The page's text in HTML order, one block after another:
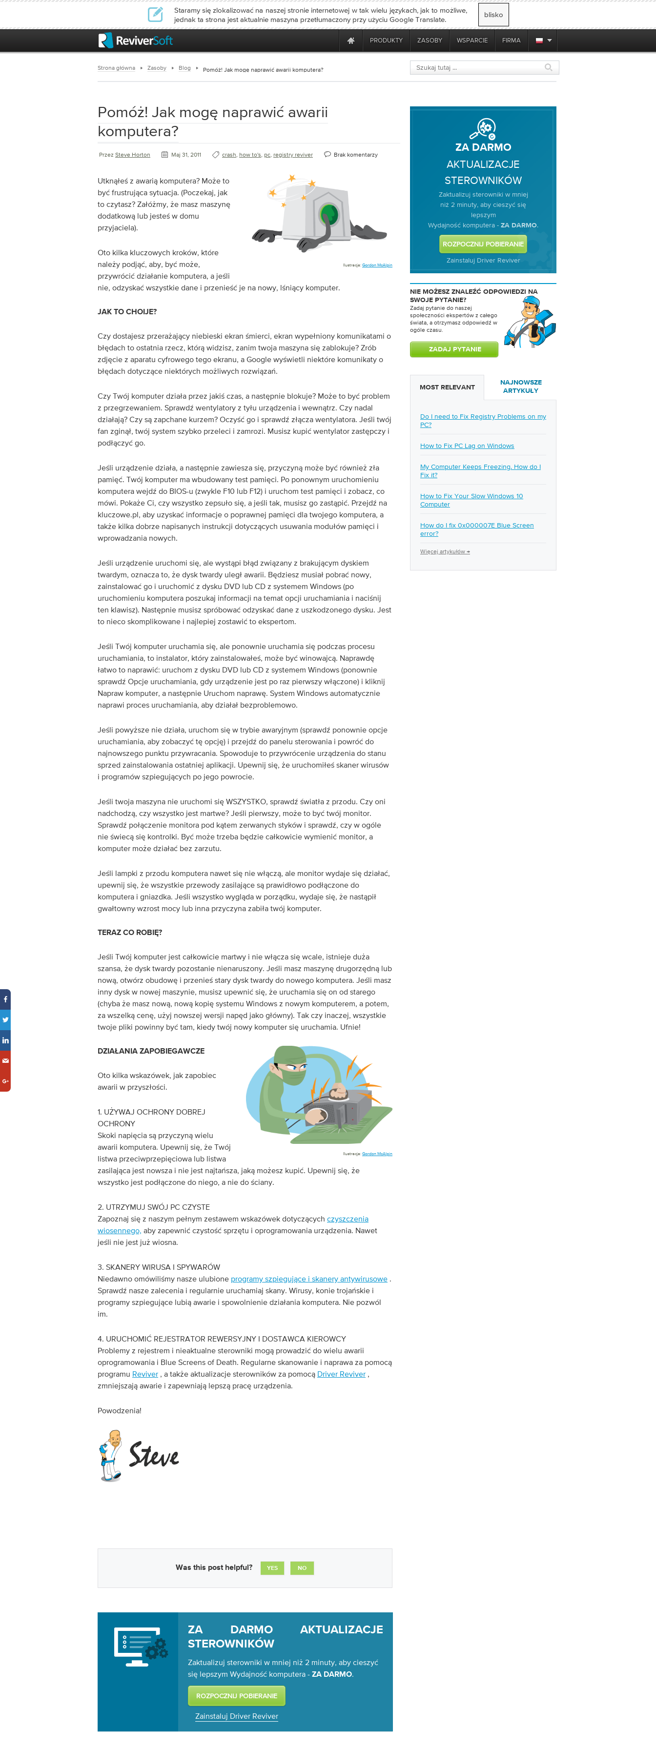
Staramy się zlokalizować na naszej stronie internetowej w tak wielu językach, jak to możliwe,
jednak ta strona jest aktualnie maszyna przetłumaczony przy użyciu Google Translate.
blisko
PRODUKTY ZASOBY WSPARCIE FIRMA
Strona główna Zasoby Blog Pomóż! Jak mogę naprawić awarii komputera?
Pomóż! Jak mogę naprawić awarii
komputera?
Przez Steve Horton Maj 31, 2011 crash, how to's, pc, registry reviver Brak komentarzy
Ilustracja: Gordon McAlpin
Utknąłeś z awarią komputera? Może to
być frustrująca sytuacja. (Poczekaj, jak
to czytasz? Załóżmy, że masz maszynę
dodatkową lub jesteś w domu
przyjaciela).
Oto kilka kluczowych kroków, które
należy podjąć, aby, być może,
przywrócić działanie komputera, a jeśli
nie, odzyskać wszystkie dane i przenieść je na nowy, lśniący komputer.
JAK TO CHOIJE?
Czy dostajesz przerażający niebieski ekran śmierci, ekran wypełniony komunikatami o
błędach to ostatnia rzecz, którą widzisz, zanim twoja maszyna się zablokuje? Zrób
zdjęcie z aparatu cyfrowego tego ekranu, a Google wyświetli niektóre komunikaty o
błędach dotyczące niektórych możliwych rozwiązań.
Czy Twój komputer działa przez jakiś czas, a następnie blokuje? Może to być problem
z przegrzewaniem. Sprawdź wentylatory z tyłu urządzenia i wewnątrz. Czy nadal
działają? Czy są zapchane kurzem? Oczyść go i sprawdź złącza wentylatora. Jeśli twój
fan zginął, twój system szybko przeleci i zamrozi. Musisz kupić wentylator zastępczy i
podłączyć go.
Jeśli urządzenie działa, a następnie zawiesza się, przyczyną może być również zła
pamięć. Twój komputer ma wbudowany test pamięci. Po ponownym uruchomieniu
komputera wejdź do BIOS-u (zwykle F10 lub F12) i uruchom test pamięci i zobacz, co
mówi. Pokaże Ci, czy wszystko zepsuło się, a jeśli tak, musisz go zastąpić. Przejdź na
kluczowe.pl, aby uzyskać informacje o poprawnej pamięci dla twojego komputera, a
także kilka dobrze napisanych instrukcji dotyczących usuwania modułów pamięci i
wprowadzania nowych.
Jeśli urządzenie uruchomi się, ale wystąpi błąd związany z brakującym dyskiem
twardym, oznacza to, że dysk twardy uległ awarii. Będziesz musiał pobrać nowy,
zainstalować go i uruchomić z dysku DVD lub CD z systemem Windows (po
uruchomieniu komputera poszukaj informacji na temat opcji uruchamiania i naciśnij
ten klawisz). Następnie musisz spróbować odzyskać dane z uszkodzonego dysku. Jest
to nieco skomplikowane i najlepiej zostawić to ekspertom.
Jeśli Twój komputer uruchamia się, ale ponownie uruchamia się podczas procesu
uruchamiania, to instalator, który zainstalowałeś, może być winowajcą. Naprawdę
łatwo to naprawić: uruchom z dysku DVD lub CD z systemem Windows (ponownie
sprawdź Opcje uruchamiania, gdy urządzenie jest po raz pierwszy włączone) i kliknij
Napraw komputer, a następnie Uruchom naprawę. System Windows automatycznie
naprawi proces uruchamiania, aby działał bezproblemowo.
Jeśli powyższe nie działa, uruchom się w trybie awaryjnym (sprawdź ponownie opcje
uruchamiania, aby zobaczyć tę opcję) i przejdź do panelu sterowania i powróć do
najnowszego punktu przywracania. Spowoduje to przywrócenie urządzenia do stanu
sprzed zainstalowania ostatniej aplikacji. Upewnij się, że uruchomiłeś skaner wirusów
i programów szpiegujących po jego powrocie.
Jeśli twoja maszyna nie uruchomi się WSZYSTKO, sprawdź światła z przodu. Czy oni
nadchodzą, czy wszystko jest martwe? Jeśli pierwszy, może to być twój monitor.
Sprawdź połączenie monitora pod kątem zerwanych styków i sprawdź, czy w ogóle
nie świecą się kontrolki. Być może trzeba będzie całkowicie wymienić monitor, a
komputer może działać bez zarzutu.
Jeśli lampki z przodu komputera nawet się nie włączą, ale monitor wydaje się działać,
upewnij się, że wszystkie przewody zasilające są prawidłowo podłączone do
komputera i gniazdka. Jeśli wszystko wygląda w porządku, wydaje się, że nastąpił
gwałtowny wzrost mocy lub inna przyczyna zabiła twój komputer.
TERAZ CO ROBIĘ?
Jeśli Twój komputer jest całkowicie martwy i nie włącza się wcale, istnieje duża
szansa, że ​​dysk twardy pozostanie nienaruszony. Jeśli masz maszynę drugorzędną lub
nową, otwórz obudowę i przenieś stary dysk twardy do nowego komputera. Jeśli masz
inny dysk w nowej maszynie, musisz upewnić się, że uruchamia się on od starego
(chyba że masz nową, nową kopię systemu Windows z nowym komputerem, a potem,
za wszelką cenę, użyj nowszej wersji napęd jako główny). Tak czy inaczej, wszystkie
twoje pliki powinny być tam, kiedy twój nowy komputer się uruchamia. Ufnie!
Ilustracja: Gordon McAlpin
DZIAŁANIA ZAPOBIEGAWCZE
Oto kilka wskazówek, jak zapobiec
awarii w przyszłości.
1. UŻYWAJ OCHRONY DOBREJ
OCHRONY
Skoki napięcia są przyczyną wielu
awarii komputera. Upewnij się, że Twój
listwa przeciwprzepięciowa lub listwa
zasilająca jest nowsza i nie jest najtańsza, jaką możesz kupić. Upewnij się, że
wszystko jest podłączone do niego, a nie do ściany.
2. UTRZYMUJ SWÓJ PC CZYSTE
Zapoznaj się z naszym pełnym zestawem wskazówek dotyczących czyszczenia
wiosennego, aby zapewnić czystość sprzętu i oprogramowania urządzenia. Nawet
jeśli nie jest już wiosna.
3. SKANERY WIRUSA I SPYWARÓW
Niedawno omówiliśmy nasze ulubione programy szpiegujące i skanery antywirusowe .
Sprawdź nasze zalecenia i regularnie uruchamiaj skany. Wirusy, konie trojańskie i
programy szpiegujące lubią awarie i spowolnienie działania komputera. Nie pozwól
im.
4. URUCHOMIĆ REJESTRATOR REWERSYJNY I DOSTAWCA KIEROWCY
Problemy z rejestrem i nieaktualne sterowniki mogą prowadzić do wielu awarii
oprogramowania i Blue Screens of Death. Regularne skanowanie i naprawa za pomocą
programu Reviver , a także aktualizacje sterowników za pomocą Driver Reviver ,
zmniejszają awarie i zapewniają lepszą pracę urządzenia.
Powodzenia!
Was this post helpful? YES NO
ZA DARMO AKTUALIZACJE
STEROWNIKÓW
Zaktualizuj sterowniki w mniej niż 2 minuty, aby cieszyć
się lepszym Wydajność komputera - ZA DARMO.
Zainstaluj Driver Reviver
ZA DARMO
AKTUALIZACJE
STEROWNIKÓW
Zaktualizuj sterowniki w mniej
niż 2 minuty, aby cieszyć się
lepszym
Wydajność komputera - ZA DARMO.
Zainstaluj Driver Reviver
NIE MOŻESZ ZNALEŹĆ ODPOWIEDZI NA
SWOJE PYTANIE?
Zadaj pytanie do naszej
społeczności ekspertów z całego
świata, a otrzymasz odpowiedź w
ogóle czasu.
MOST RELEVANT
NAJNOWSZE
ARTYKUŁY
Do I need to Fix Registry Problems on my
PC?
How to Fix PC Lag on Windows
My Computer Keeps Freezing. How do I
Fix it?
How to Fix Your Slow Windows 10
Computer
How do I fix 0x000007E Blue Screen
error?
Więcej artykułów →